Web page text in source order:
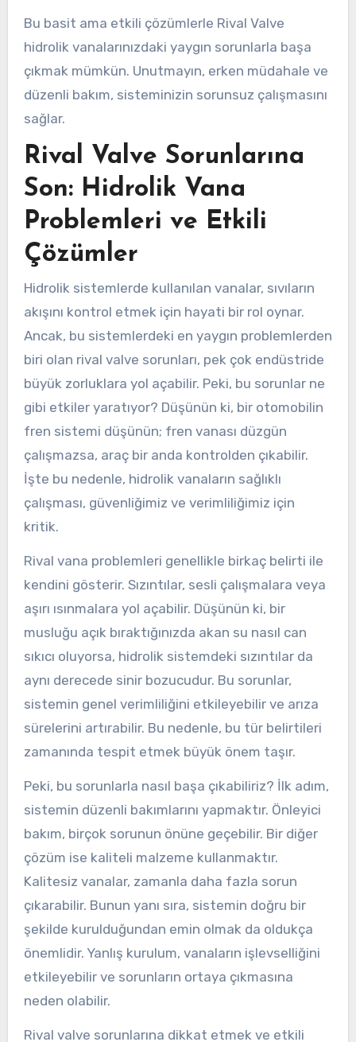
Bu basit ama etkili çözümlerle Rival Valve
hidrolik vanalarınızdaki yaygın sorunlarla başa
çıkmak mümkün. Unutmayın, erken müdahale ve
düzenli bakım, sisteminizin sorunsuz çalışmasını
sağlar.
Rival Valve Sorunlarına
Son: Hidrolik Vana
Problemleri ve Etkili
Çözümler
Hidrolik sistemlerde kullanılan vanalar, sıvıların
akışını kontrol etmek için hayati bir rol oynar.
Ancak, bu sistemlerdeki en yaygın problemlerden
biri olan rival valve sorunları, pek çok endüstride
büyük zorluklara yol açabilir. Peki, bu sorunlar ne
gibi etkiler yaratıyor? Düşünün ki, bir otomobilin
fren sistemi düşünün; fren vanası düzgün
çalışmazsa, araç bir anda kontrolden çıkabilir.
İşte bu nedenle, hidrolik vanaların sağlıklı
çalışması, güvenliğimiz ve verimliliğimiz için
kritik.
Rival vana problemleri genellikle birkaç belirti ile
kendini gösterir. Sızıntılar, sesli çalışmalara veya
aşırı ısınmalara yol açabilir. Düşünün ki, bir
musluğu açık bıraktığınızda akan su nasıl can
sıkıcı oluyorsa, hidrolik sistemdeki sızıntılar da
aynı derecede sinir bozucudur. Bu sorunlar,
sistemin genel verimliliğini etkileyebilir ve arıza
sürelerini artırabilir. Bu nedenle, bu tür belirtileri
zamanında tespit etmek büyük önem taşır.
Peki, bu sorunlarla nasıl başa çıkabiliriz? İlk adım,
sistemin düzenli bakımlarını yapmaktır. Önleyici
bakım, birçok sorunun önüne geçebilir. Bir diğer
çözüm ise kaliteli malzeme kullanmaktır.
Kalitesiz vanalar, zamanla daha fazla sorun
çıkarabilir. Bunun yanı sıra, sistemin doğru bir
şekilde kurulduğundan emin olmak da oldukça
önemlidir. Yanlış kurulum, vanaların işlevselliğini
etkileyebilir ve sorunların ortaya çıkmasına
neden olabilir.
Rival valve sorunlarına dikkat etmek ve etkili